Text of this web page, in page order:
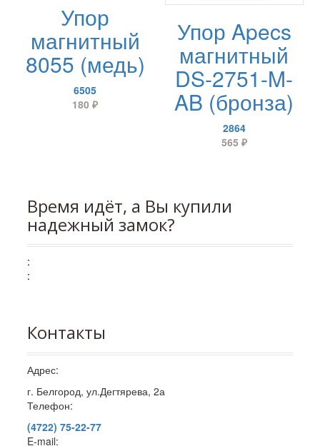
Упор
магнитный
8055 (медь)
6505
180₽
Упор Apecs
магнитный
DS-2751-M-
AB (бронза)
2864
565 ₽
Время идёт, а Вы купили
надежный замок?
:
:
Контакты
Адрес:
г. Белгород, ул.Дегтярева, 2а
Телефон:
(4722) 75-22-77
E-mail: